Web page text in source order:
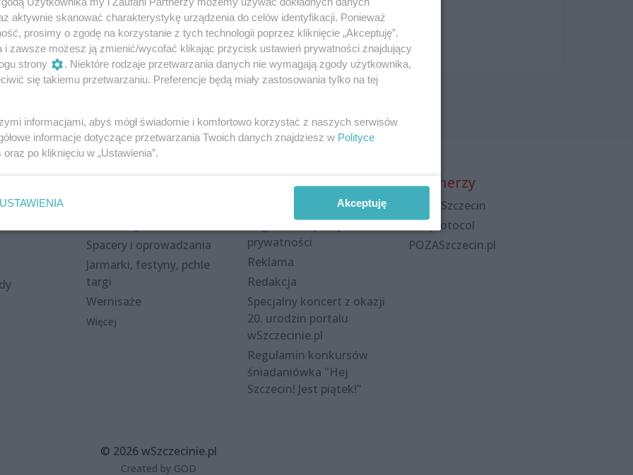
Spacery i oprowadzania
Jarmarki, festyny, pchle
targi
Wernisaże
Więcej
Redakcja
Regulamin i polityka
prywatności
Reklama
Redakcja
Specjalny koncert z okazji
20. urodzin portalu
wSzczecinie.pl
Regulamin konkursów
śniadaniówka "Hej
Szczecin! Jest piątek!"
Partnerzy
Praca Szczecin
the:protocol
POZASzczecin.pl
© 2026 wSzczecinie.pl
Created by GOD
aktywnie skanować charakterystykę urządzenia do celów identyfikacji. Ponieważ
prosimy o zgodę na korzystanie z tych technologii poprzez kliknięcie „Akceptuję”.
i zawsze możesz ją zmienić/wycofać klikając przycisk ustawień prywatności znajdujący
strony
. Niektóre rodzaje przetwarzania danych nie wymagają zgody użytkownika,
się takiemu przetwarzaniu. Preferencje będą miały zastosowania tylko na tej
informacjami, abyś mógł świadomie i komfortowo korzystać z naszych serwisów
informacje dotyczące przetwarzania Twoich danych znajdziesz w Polityce
oraz po kliknięciu w „Ustawienia”.
USTAWIENIA Akceptuję